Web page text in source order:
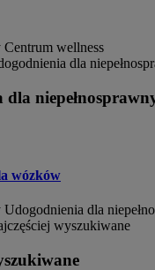
wellness
dla
wózków
dla
wyszukiwane